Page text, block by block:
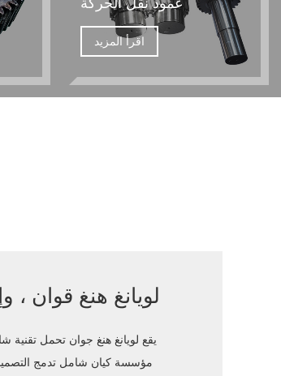
اقرأ المزيد
لويانغ هنغ قوان ،
يقع لويانغ هنغ جوان تحمل
مؤسسة كيان شامل تدمج التصميم